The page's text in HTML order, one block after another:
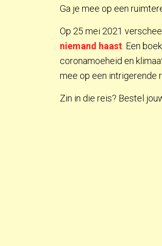
Ga je mee op een
Op 25 mei 2021
niemand haast . Een
coronamoeheid en
mee op een intrigerende
Zin in die reis? Bestel